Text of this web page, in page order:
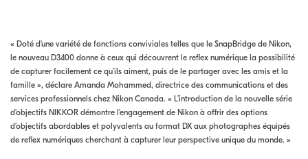
« Doté d’une variété de fonctions conviviales telles que le SnapBridge de Nikon,
le nouveau D3400 donne à ceux qui découvrent le reflex numérique la possibilité
de capturer facilement ce qu’ils aiment, puis de le partager avec les amis et la
famille », déclare Amanda Mohammed, directrice des communications et des
services professionnels chez Nikon Canada. « L’introduction de la nouvelle série
d’objectifs NIKKOR démontre l’engagement de Nikon à offrir des options
d’objectifs abordables et polyvalents au format DX aux photographes équipés
de reflex numériques cherchant à capturer leur perspective unique du monde. »